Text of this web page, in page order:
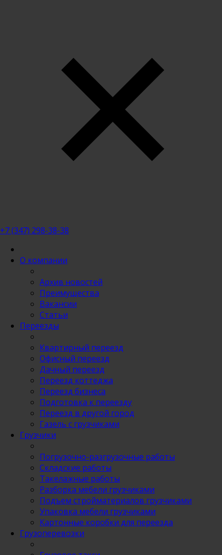
+7 (347) 298-38-38
О компании
Архив новостей
Преимущества
Вакансии
Статьи
Переезды
Квартирный переезд
Офисный переезд
Дачный переезд
Переезд коттеджа
Переезд бизнеса
Подготовка к переезду
Переезд в другой город
Газель с грузчиками
Грузчики
Погрузочно-разгрузочные работы
Складские работы
Такелажные работы
Разборка мебели грузчиками
Подъем стройматериалов грузчиками
Упаковка мебели грузчиками
Картонные коробки для переезда
Грузоперевозки